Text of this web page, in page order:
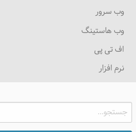
وب سرور
وب هاستینگ
اف تی پی
نرم افزار